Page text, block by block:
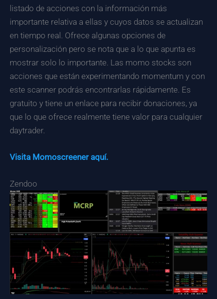
listado de acciones con la información más
importante relativa a ellas y cuyos datos se actualizan
en tiempo real. Ofrece algunas opciones de
personalización pero se nota que a lo que apunta es
mostrar solo lo importante. Las momo stocks son
acciones que están experimentando momentum y con
este scanner podrás encontrarlas rápidamente. Es
gratuito y tiene un enlace para recibir donaciones, ya
que lo que ofrece realmente tiene valor para cualquier
daytrader.
Visita Momoscreener aquí.
Zendoo